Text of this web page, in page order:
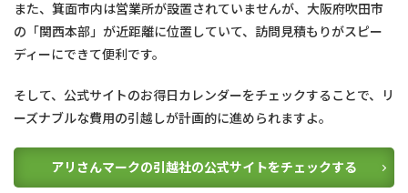
また、箕面市内は営業所が設置されていませんが、大阪府吹田市
の「関西本部」が近距離に位置していて、訪問見積もりがスピー
ディーにできて便利です。
そして、公式サイトのお得日カレンダーをチェックすることで、リ
ーズナブルな費用の引越しが計画的に進められますよ。
アリさんマークの引越社の公式サイトをチェックする